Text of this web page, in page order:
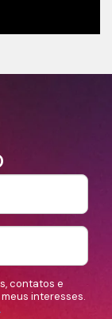
contatos e
interesses.